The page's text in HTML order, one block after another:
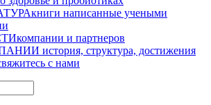
книги написанные учеными
компании и партнеров
история, структура, достижения
с нами